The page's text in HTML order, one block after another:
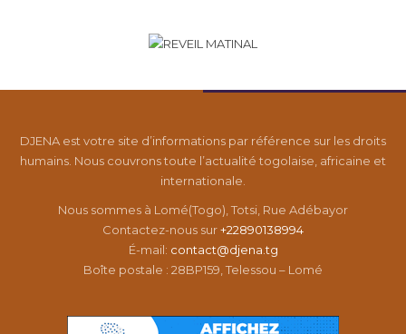
DJENA est votre site d’informations par référence sur les droits
humains. Nous couvrons toute l’actualité togolaise, africaine et
internationale.
Nous sommes à Lomé(Togo), Totsi, Rue Adébayor
Contactez-nous sur+22890138994
É-mail: contact@djena.tg
Boîte postale : 28BP159, Telessou – Lomé